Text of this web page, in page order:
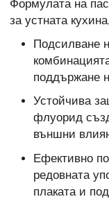
Формулата на
за устната
Подсилване
поддържане
Устойчива
флуорид
външни
Ефективно
редовната
плаката и